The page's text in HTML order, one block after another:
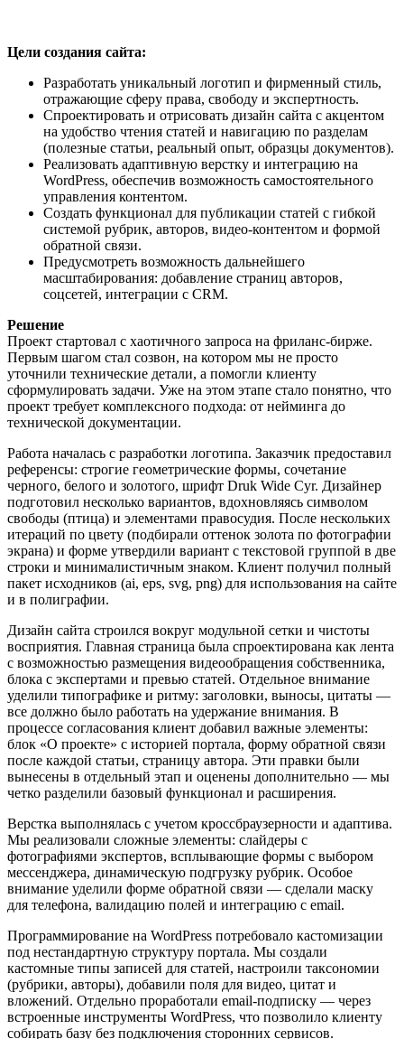
Цели создания сайта:
Разработать уникальный логотип и фирменный стиль,
отражающие сферу права, свободу и экспертность.
Спроектировать и отрисовать дизайн сайта с акцентом
на удобство чтения статей и навигацию по разделам
(полезные статьи, реальный опыт, образцы документов).
Реализовать адаптивную верстку и интеграцию на
WordPress, обеспечив возможность самостоятельного
управления контентом.
Создать функционал для публикации статей с гибкой
системой рубрик, авторов, видео-контентом и формой
обратной связи.
Предусмотреть возможность дальнейшего
масштабирования: добавление страниц авторов,
соцсетей, интеграции с CRM.
Решение
Проект стартовал с хаотичного запроса на фриланс-бирже.
Первым шагом стал созвон, на котором мы не просто
уточнили технические детали, а помогли клиенту
сформулировать задачи. Уже на этом этапе стало понятно, что
проект требует комплексного подхода: от нейминга до
технической документации.
Работа началась с разработки логотипа. Заказчик предоставил
референсы: строгие геометрические формы, сочетание
черного, белого и золотого, шрифт Druk Wide Cyr. Дизайнер
подготовил несколько вариантов, вдохновляясь символом
свободы (птица) и элементами правосудия. После нескольких
итераций по цвету (подбирали оттенок золота по фотографии
экрана) и форме утвердили вариант с текстовой группой в две
строки и минималистичным знаком. Клиент получил полный
пакет исходников (ai, eps, svg, png) для использования на сайте
и в полиграфии.
Дизайн сайта строился вокруг модульной сетки и чистоты
восприятия. Главная страница была спроектирована как лента
с возможностью размещения видеообращения собственника,
блока с экспертами и превью статей. Отдельное внимание
уделили типографике и ритму: заголовки, выносы, цитаты —
все должно было работать на удержание внимания. В
процессе согласования клиент добавил важные элементы:
блок «О проекте» с историей портала, форму обратной связи
после каждой статьи, страницу автора. Эти правки были
вынесены в отдельный этап и оценены дополнительно — мы
четко разделили базовый функционал и расширения.
Верстка выполнялась с учетом кроссбраузерности и адаптива.
Мы реализовали сложные элементы: слайдеры с
фотографиями экспертов, всплывающие формы с выбором
мессенджера, динамическую подгрузку рубрик. Особое
внимание уделили форме обратной связи — сделали маску
для телефона, валидацию полей и интеграцию с email.
Программирование на WordPress потребовало кастомизации
под нестандартную структуру портала. Мы создали
кастомные типы записей для статей, настроили таксономии
(рубрики, авторы), добавили поля для видео, цитат и
вложений. Отдельно проработали email-подписку — через
встроенные инструменты WordPress, что позволило клиенту
собирать базу без подключения сторонних сервисов.